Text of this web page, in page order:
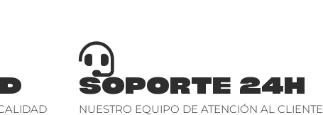
SOPORTE 24H
NUESTRO EQUIPO DE ATENCIÓN AL CLIENTE